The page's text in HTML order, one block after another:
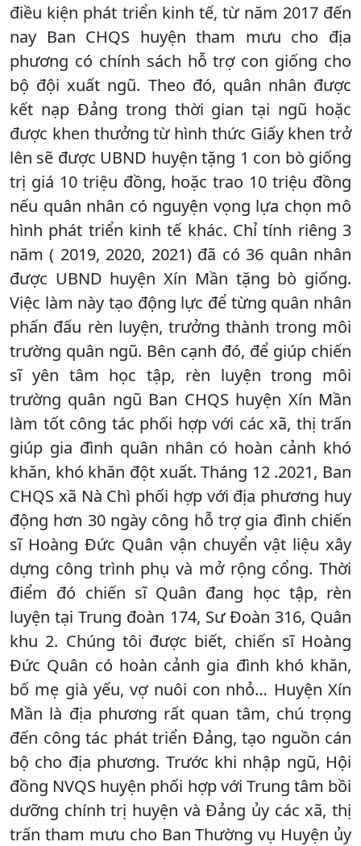
điều kiện phát triển kinh tế, từ năm 2017 đến
nay Ban CHQS huyện tham mưu cho địa
phương có chính sách hỗ trợ con giống cho
bộ đội xuất ngũ. Theo đó, quân nhân được
kết nạp Đảng trong thời gian tại ngũ hoặc
được khen thưởng từ hình thức Giấy khen trở
lên sẽ được UBND huyện tặng 1 con bò giống
trị giá 10 triệu đồng, hoặc trao 10 triệu đồng
nếu quân nhân có nguyện vọng lựa chọn mô
hình phát triển kinh tế khác. Chỉ tính riêng 3
năm ( 2019, 2020, 2021) đã có 36 quân nhân
được UBND huyện Xín Mần tặng bò giống.
Việc làm này tạo động lực để từng quân nhân
phấn đấu rèn luyện, trưởng thành trong môi
trường quân ngũ. Bên cạnh đó, để giúp chiến
sĩ yên tâm học tập, rèn luyện trong môi
trường quân ngũ Ban CHQS huyện Xín Mần
làm tốt công tác phối hợp với các xã, thị trấn
giúp gia đình quân nhân có hoàn cảnh khó
khăn, khó khăn đột xuất. Tháng 12 .2021, Ban
CHQS xã Nà Chì phối hợp với địa phương huy
động hơn 30 ngày công hỗ trợ gia đình chiến
sĩ Hoàng Đức Quân vận chuyển vật liệu xây
dựng công trình phụ và mở rộng cổng. Thời
điểm đó chiến sĩ Quân đang học tập, rèn
luyện tại Trung đoàn 174, Sư Đoàn 316, Quân
khu 2. Chúng tôi được biết, chiến sĩ Hoàng
Đức Quân có hoàn cảnh gia đình khó khăn,
bố mẹ già yếu, vợ nuôi con nhỏ… Huyện Xín
Mần là địa phương rất quan tâm, chú trọng
đến công tác phát triển Đảng, tạo nguồn cán
bộ cho địa phương. Trước khi nhập ngũ, Hội
đồng NVQS huyện phối hợp với Trung tâm bồi
dưỡng chính trị huyện và Đảng ủy các xã, thị
trấn tham mưu cho Ban Thường vụ Huyện ủy